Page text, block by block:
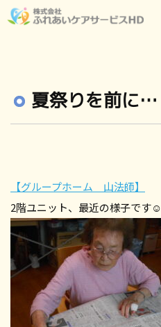
夏祭りを前に…
【グループホーム 山法師】
2階ユニット、最近の様子です☺